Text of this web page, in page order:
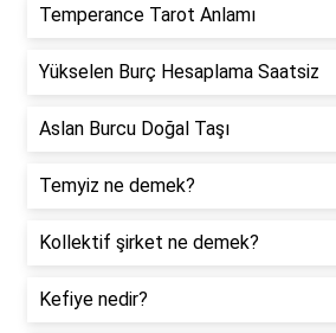
Temperance Tarot Anlamı
Yükselen Burç Hesaplama Saatsiz
Aslan Burcu Doğal Taşı
Temyiz ne demek?
Kollektif şirket ne demek?
Kefiye nedir?